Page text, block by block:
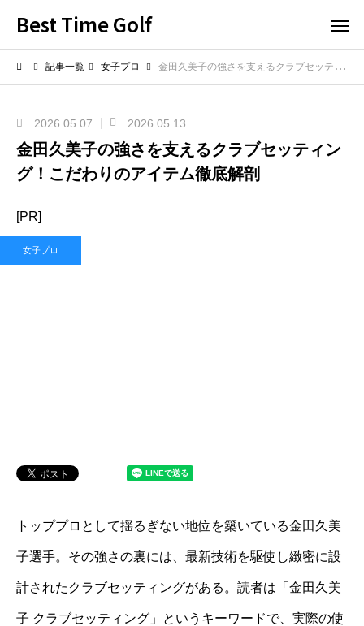
Best Time Golf
記事一覧 女子プロ 金田久美子の強さを支えるクラブセッティング！こだわりのアイテム徹底解剖
2026.05.07 2026.05.13
金田久美子の強さを支えるクラブセッティン
グ！こだわりのアイテム徹底解剖
[PR]
女子プロ
トッププロとして揺るぎない地位を築いている金田久美
子選手。その強さの裏には、最新技術を駆使し緻密に設
計されたクラブセッティングがある。読者は「金田久美
子 クラブセッティング」というキーワードで、実際の使